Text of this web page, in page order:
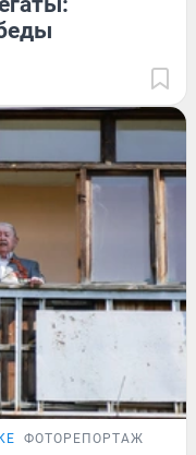
ФОТОРЕПОРТАЖ